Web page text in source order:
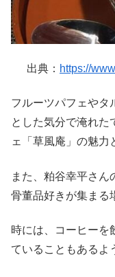
出典： https://
フルーツパフェやタ
とした気分で淹れた
ェ「草風庵」の魅力
また、粕谷幸平さん
骨董品好きが集まる
時には、コーヒーを
ていることもあるよ